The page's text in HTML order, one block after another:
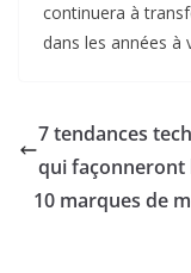
continuera à
dans les années à
7 tendances
qui façonneront
10 marques de